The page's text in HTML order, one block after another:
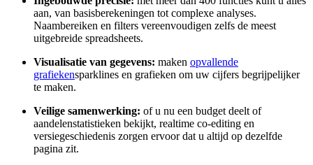
aan, van basisberekeningen tot complexe analyses.
Naambereiken en filters vereenvoudigen zelfs de meest
uitgebreide spreadsheets.
Visualisatie van gegevens: maken opvallende
grafiekensparklines en grafieken om uw cijfers begrijpelijker
te maken.
Veilige samenwerking: of u nu een budget deelt of
aandelenstatistieken bekijkt, realtime co-editing en
versiegeschiedenis zorgen ervoor dat u altijd op dezelfde
pagina zit.